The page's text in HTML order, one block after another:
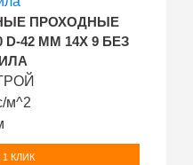
ПРОХОДНЫЕ
42 ММ 14Х 9 БЕЗ
м^2
КЛИК